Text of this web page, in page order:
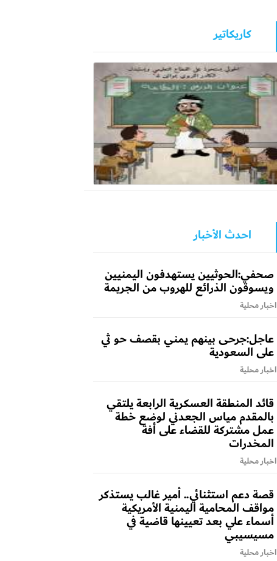
كاريكاتير
احدث الأخبار
صحفي:الحوثيين يستهدفون اليمنيين
ويسوقون الذرائع للهروب من الجريمة
اخبار محلية
عاجل:جرحى بينهم يمني بقصف حو ثي
على السعودية
اخبار محلية
قائد المنطقة العسكرية الرابعة يلتقي
بالمقدم مياس الجعدني لوضع خطة
عمل مشتركة للقضاء على أفة
المخدرات
اخبار محلية
قصة دعم استثنائي.. أمير غالب يستذكر
مواقف المحامية اليمنية الأمريكية
أسماء علي بعد تعيينها قاضية في
مسيسيبي
اخبار محلية